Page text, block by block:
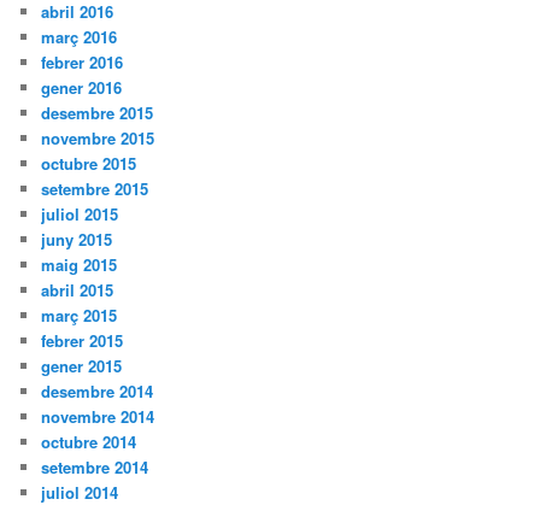
abril 2016
març 2016
febrer 2016
gener 2016
desembre 2015
novembre 2015
octubre 2015
setembre 2015
juliol 2015
juny 2015
maig 2015
abril 2015
març 2015
febrer 2015
gener 2015
desembre 2014
novembre 2014
octubre 2014
setembre 2014
juliol 2014